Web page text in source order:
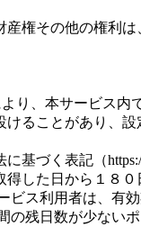
権その他の権利
り、本サービス
ることがあり、
づく表記（https://
した日から１８
ス利用者は、有
残日数が少ない